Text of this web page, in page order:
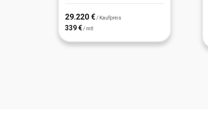
29.220 € / Kaufpreis
339 € / mtl